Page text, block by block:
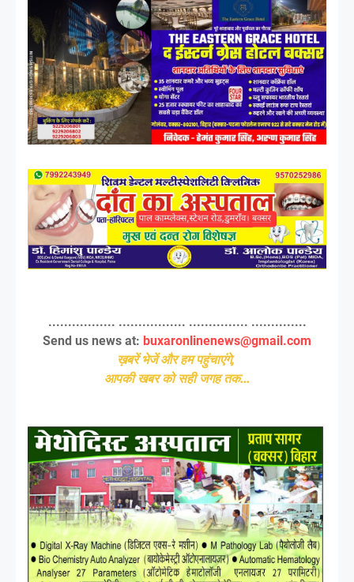
................. ................. ............... ..............
Send us news at: buxaronlinenews@gmail.com
ख़बरें भेजें और हम पहुंचाएंगे,
आपकी खबर को सही जगह तक...